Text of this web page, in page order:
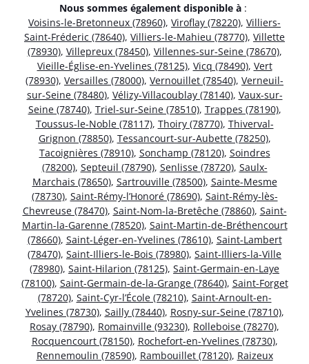
Nous sommes également disponible à :
Voisins-le-Bretonneux (78960), Viroflay (78220), Villiers-
Saint-Fréderic (78640), Villiers-le-Mahieu (78770), Villette
(78930), Villepreux (78450), Villennes-sur-Seine (78670),
Vieille-Église-en-Yvelines (78125), Vicq (78490), Vert
(78930), Versailles (78000), Vernouillet (78540), Verneuil-
sur-Seine (78480), Vélizy-Villacoublay (78140), Vaux-sur-
Seine (78740), Triel-sur-Seine (78510), Trappes (78190),
Toussus-le-Noble (78117), Thoiry (78770), Thiverval-
Grignon (78850), Tessancourt-sur-Aubette (78250),
Tacoignières (78910), Sonchamp (78120), Soindres
(78200), Septeuil (78790), Senlisse (78720), Saulx-
Marchais (78650), Sartrouville (78500), Sainte-Mesme
(78730), Saint-Rémy-l’Honoré (78690), Saint-Rémy-lès-
Chevreuse (78470), Saint-Nom-la-Bretêche (78860), Saint-
Martin-la-Garenne (78520), Saint-Martin-de-Bréthencourt
(78660), Saint-Léger-en-Yvelines (78610), Saint-Lambert
(78470), Saint-Illiers-le-Bois (78980), Saint-Illiers-la-Ville
(78980), Saint-Hilarion (78125), Saint-Germain-en-Laye
(78100), Saint-Germain-de-la-Grange (78640), Saint-Forget
(78720), Saint-Cyr-l’École (78210), Saint-Arnoult-en-
Yvelines (78730), Sailly (78440), Rosny-sur-Seine (78710),
Rosay (78790), Romainville (93230), Rolleboise (78270),
Rocquencourt (78150), Rochefort-en-Yvelines (78730),
Rennemoulin (78590), Rambouillet (78120), Raizeux